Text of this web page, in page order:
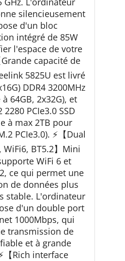
silencieusement
d'un bloc
intégré de 85W
l'espace de votre
Grande capacité de
5825U est livré
DDR4 3200MHz
64GB, 2x32G), et
2280 PCIe3.0 SSD
à max 2TB pour
PCIe3.0). ⚡【Dual
WiFi6, BT5.2】Mini
WiFi 6 et
ce qui permet une
de données plus
stable. L'ordinateur
d'un double port
1000Mbps, qui
transmission de
et à grande
【Rich interface